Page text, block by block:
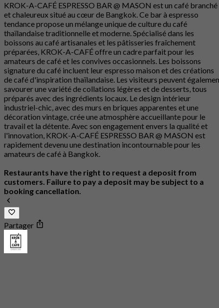
KROK-A-CAFÉ ESPRESSO BAR @ MASON est un café branché
et chaleureux situé au cœur de Bangkok. Ce bar à espresso
tendance propose un mélange unique de culture du café
thaïlandaise traditionnelle et moderne. Spécialisé dans les
boissons au café artisanales et les pâtisseries fraîchement
préparées, KROK-A-CAFÉ offre un cadre parfait pour les
amateurs de café et les convives occasionnels. Les boissons
signature du café incluent leur espresso maison et des créations
de café d'inspiration thaïlandaise. Les visiteurs peuvent
savourer une variété de collations légères et de desserts, tous
préparés avec des ingrédients locaux. Le design intérieur
industriel-chic, avec des murs en briques apparentes et une
décoration vintage, crée une atmosphère accueillante pour le
travail et la détente. Avec son engagement envers la qualité et
l'innovation, KROK-A-CAFÉ ESPRESSO BAR @ MASON est
rapidement devenu une destination incontournable pour les
amateurs de café à Bangkok.
Restaurants have the right to request a deposit from
customers. Failure to pay a deposit may be subject to a
booking cancellation.
Partager